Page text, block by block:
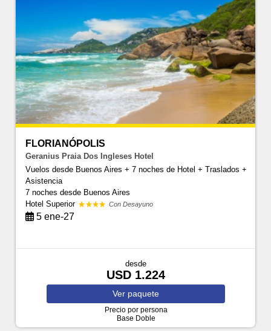
FLORIANÓPOLIS
Geranius Praia Dos Ingleses Hotel
Vuelos desde Buenos Aires + 7 noches de Hotel + Traslados +
Asistencia
7 nochesdesde Buenos Aires
Hotel Superior
Con Desayuno
5 ene-27
desde
USD 1.224
Ver paquete
Precio por persona
Base Doble